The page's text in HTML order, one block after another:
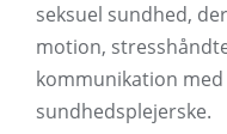
seksuel sundhed,
motion,
kommunikation
sundhedsplejerske.